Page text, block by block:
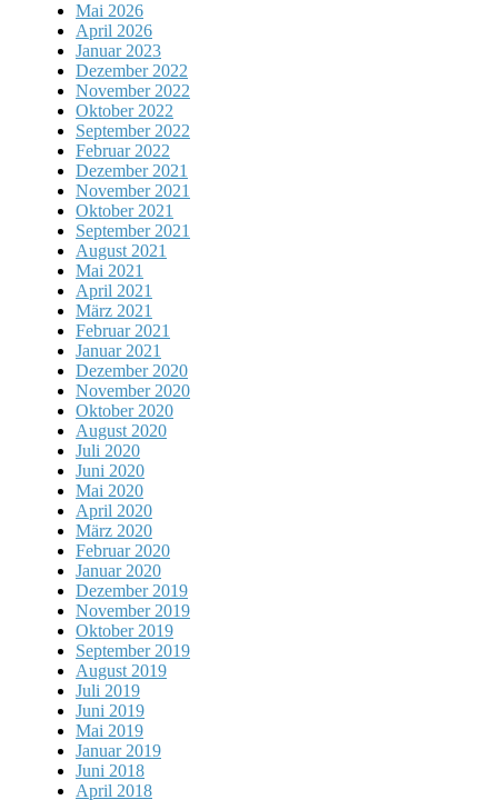
Mai 2026
April 2026
Januar 2023
Dezember 2022
November 2022
Oktober 2022
September 2022
Februar 2022
Dezember 2021
November 2021
Oktober 2021
September 2021
August 2021
Mai 2021
April 2021
März 2021
Februar 2021
Januar 2021
Dezember 2020
November 2020
Oktober 2020
August 2020
Juli 2020
Juni 2020
Mai 2020
April 2020
März 2020
Februar 2020
Januar 2020
Dezember 2019
November 2019
Oktober 2019
September 2019
August 2019
Juli 2019
Juni 2019
Mai 2019
Januar 2019
Juni 2018
April 2018